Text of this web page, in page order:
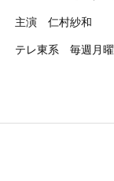
主演 仁村紗和
テレ東系 毎週月